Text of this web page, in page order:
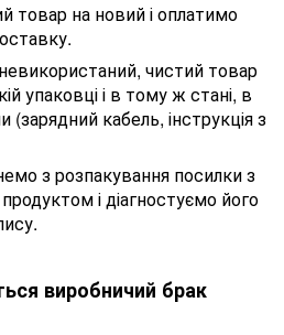
товар на новий і оплатимо
чистий товар
упаковці і в тому ж стані, в
кабель, інструкція з
з розпакування посилки з
і діагностуємо його
виробничий брак